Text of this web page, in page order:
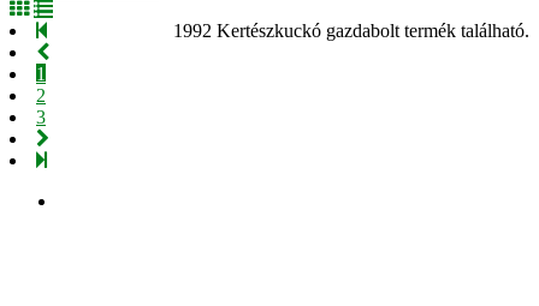
1992 Kertészkuckó gazdabolt termék található.
1
2
3